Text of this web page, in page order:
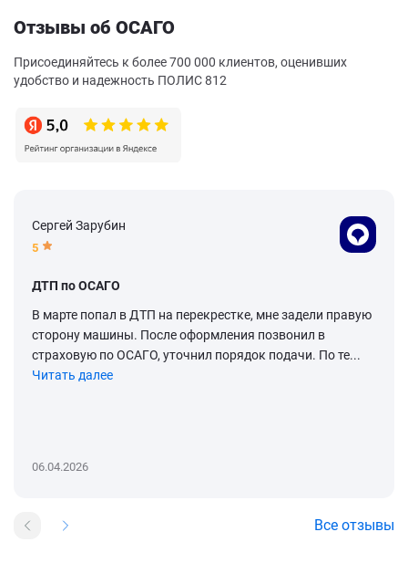
Отзывы об ОСАГО
Присоединяйтесь к более 700 000 клиентов, оценивших
удобство и надежность ПОЛИС 812
Сергей Зарубин
5
ДТП по ОСАГО
В марте попал в ДТП на перекрестке, мне задели правую
сторону машины. После оформления позвонил в
страховую по ОСАГО, уточнил порядок подачи. По те...
Читать далее
06.04.2026
Все отзывы